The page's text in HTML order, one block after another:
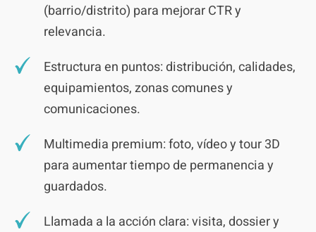
(barrio/distrito) para mejorar CTR y
relevancia.
Estructura en puntos: distribución, calidades,
equipamientos, zonas comunes y
comunicaciones.
Multimedia premium: foto, vídeo y tour 3D
para aumentar tiempo de permanencia y
guardados.
Llamada a la acción clara: visita, dossier y